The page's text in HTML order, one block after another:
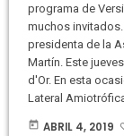
programa de
muchos
presidenta de la
Martín. Este
d'Or. En esta
Lateral
today ABRIL 4, 2019